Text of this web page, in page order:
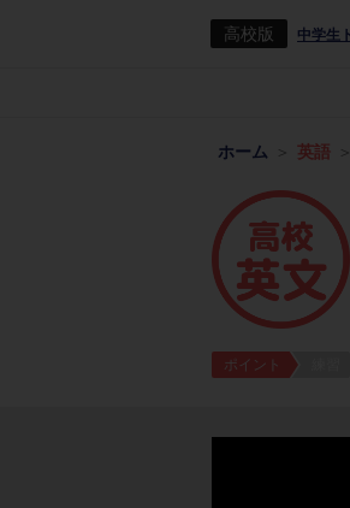
高校版 中学生
ホーム 英語
ポイント